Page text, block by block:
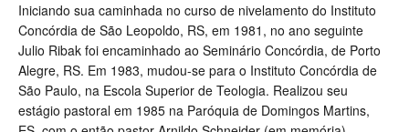
Iniciando sua caminhada no curso de nivelamento do Instituto
Concórdia de São Leopoldo, RS, em 1981, no ano seguinte
Julio Ribak foi encaminhado ao Seminário Concórdia, de Porto
Alegre, RS. Em 1983, mudou-se para o Instituto Concórdia de
São Paulo, na Escola Superior de Teologia. Realizou seu
estágio pastoral em 1985 na Paróquia de Domingos Martins,